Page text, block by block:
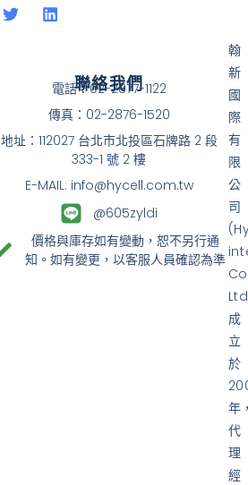
翰
新
國
際
有
限
公
司
成
立
於
年
代
理
經
聯絡我們
電話：02-2877-1122
傳真：02-2876-1520
地址：112027 台北市北投區石牌路 2 段
333-1 號 2 樓
E-MAIL: info@hycell.com.tw
@605zyldi
價格與庫存如有變動，恕不另行通
知。如有變更，以客服人員確認為準